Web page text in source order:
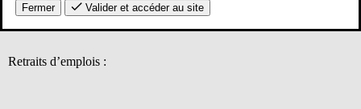
Retraits d’emplois :
Fermer Valider et accéder au site